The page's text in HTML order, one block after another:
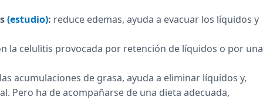
(estudio): reduce edemas, ayuda a evacuar los líquidos y
la celulitis provocada por retención de líquidos o por una
acumulaciones de grasa, ayuda a eliminar líquidos y,
Pero ha de acompañarse de una dieta adecuada,